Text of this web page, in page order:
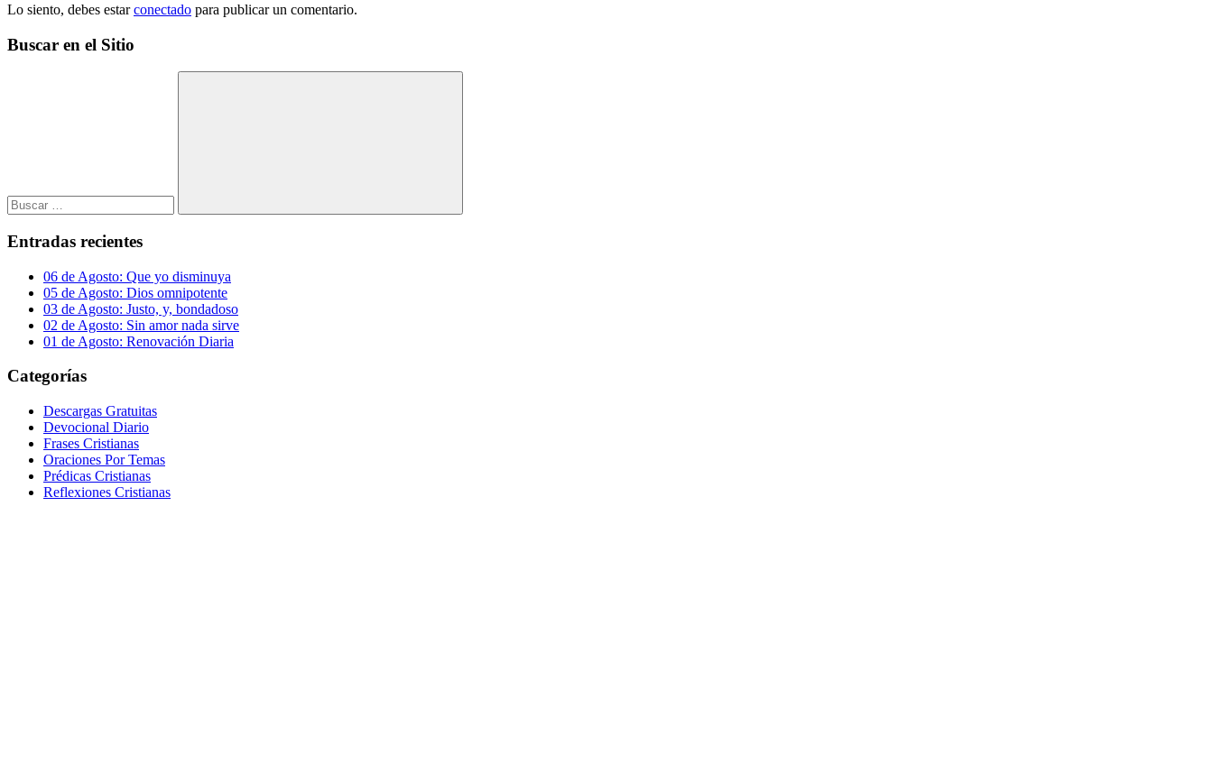
Lo siento, debes estarconectado para publicar un comentario.
Buscar en el Sitio
Buscar
Entradas recientes
06 de Agosto: Que yo disminuya
05 de Agosto: Dios omnipotente
03 de Agosto: Justo, y, bondadoso
02 de Agosto: Sin amor nada sirve
01 de Agosto: Renovación Diaria
Categorías
Descargas Gratuitas
Devocional Diario
Frases Cristianas
Oraciones Por Temas
Prédicas Cristianas
Reflexiones Cristianas